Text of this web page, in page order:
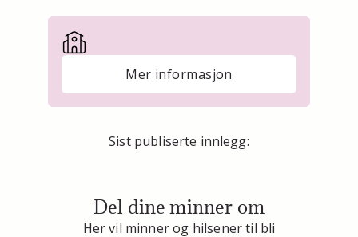
Mer informasjon
Sist publiserte innlegg:
Del dine minner om
Her vil minner og hilsener til bli